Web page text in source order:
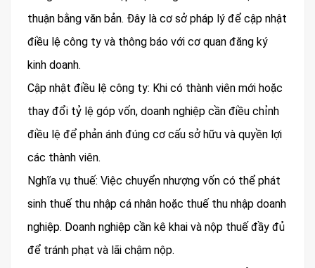
thuận bằng văn bản. Đây là cơ sở pháp lý để cập nhật
điều lệ công ty và thông báo với cơ quan đăng ký
kinh doanh.
Cập nhật điều lệ công ty: Khi có thành viên mới hoặc
thay đổi tỷ lệ góp vốn, doanh nghiệp cần điều chỉnh
điều lệ để phản ánh đúng cơ cấu sở hữu và quyền lợi
các thành viên.
Nghĩa vụ thuế: Việc chuyển nhượng vốn có thể phát
sinh thuế thu nhập cá nhân hoặc thuế thu nhập doanh
nghiệp. Doanh nghiệp cần kê khai và nộp thuế đầy đủ
để tránh phạt và lãi chậm nộp.